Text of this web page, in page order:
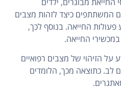
המשתתפים כיצד לזהות מצבים
פעולות החייאה. בנוסף לכך,
החייאה.
על הזיהוי של מצבים רפואיים
לב. כתוצאה מכך, הלומדים